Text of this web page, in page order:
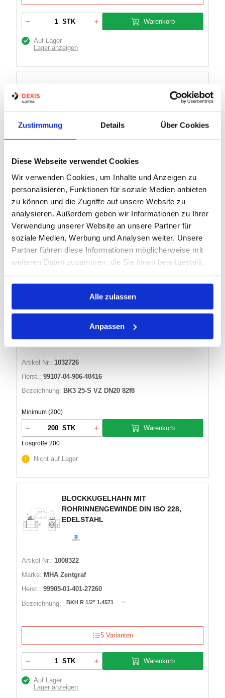
Zustimmung Details Über Cookies
Diese Webseite verwendet Cookies
Wir verwenden Cookies, um Inhalte und Anzeigen zu
personalisieren, Funktionen für soziale Medien anbieten
zu können und die Zugriffe auf unsere Website zu
analysieren. Außerdem geben wir Informationen zu Ihrer
Verwendung unserer Website an unsere Partner für
soziale Medien, Werbung und Analysen weiter. Unsere
Partner führen diese Informationen möglicherweise mit
weiteren Daten zusammen, die Sie ihnen bereitgestellt
gesammelt haben.
Alle zulassen
Anpassen
STK Warenkorb
Auf Lager
Lager anzeigen
ROHRINNENGEWINDE DIN ISO 228,
Marke: MHA Zentgraf
Herst.: 99108-01-016-02711
Bezeichnung:
BK3 R 1" VZ
4 Varianten
STK Warenkorb
DREIWEG-UMSCHALT-KUGELHAHN BK3
25-S VZ DN20 82F8
Artikel Nr.: 1032726
Herst.: 99107-04-906-40416
Bezeichnung: BK3 25-S VZ DN20 82f8
Minimum (200)
STK
Losgröße 200
Warenkorb
Nicht auf Lager
BLOCKKUGELHAHN MIT
ROHRINNENGEWINDE DIN ISO 228,
EDELSTAHL
Artikel Nr.: 1008322
Marke: MHA Zentgraf
Herst.: 99905-01-401-27260
Bezeichnung:
BKH R 1/2" 1.4571
5 Varianten
STK Warenkorb
Auf Lager
Lager anzeigen